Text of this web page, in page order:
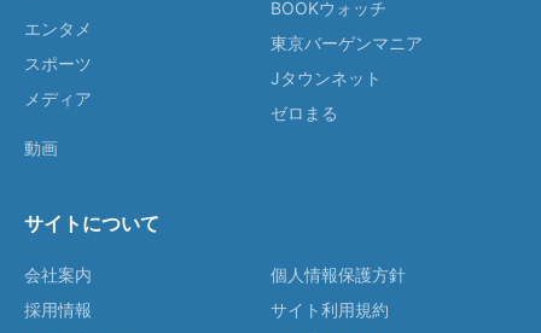
エンタメ
スポーツ
メディア
動画
BOOKウォッチ
東京バーゲンマニア
Jタウンネット
ゼロまる
サイトについて
会社案内
採用情報
個人情報保護方針
サイト利用規約